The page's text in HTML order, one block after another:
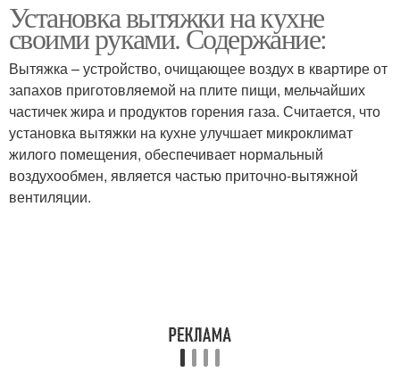
кухонной вытяжки
воздуховода
Цены на вытяжку
Вытяжки над
электрической плитой
Установка вытяжки на кухне
своими руками. Содержание:
Вытяжка – устройство, очищающее воздух в квартире от
запахов приготовляемой на плите пищи, мельчайших
частичек жира и продуктов горения газа. Считается, что
установка вытяжки на кухне улучшает микроклимат
жилого помещения, обеспечивает нормальный
воздухообмен, является частью приточно-вытяжной
вентиляции.